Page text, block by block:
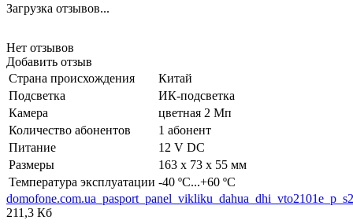
Загрузка отзывов...
Нет отзывов
Добавить отзыв
Страна происхождения
Китай
Подсветка
ИК-подсветка
Камера
цветная 2 Мп
Количество абонентов
1 абонент
Питание
12 V DC
Размеры
163 x 73 x 55 мм
Температура эксплуатации -40 ºC...+60 ºC
domofone.com.ua_pasport_panel_vikliku_dahua_dhi_vto2101e_p_s2
211,3 Кб